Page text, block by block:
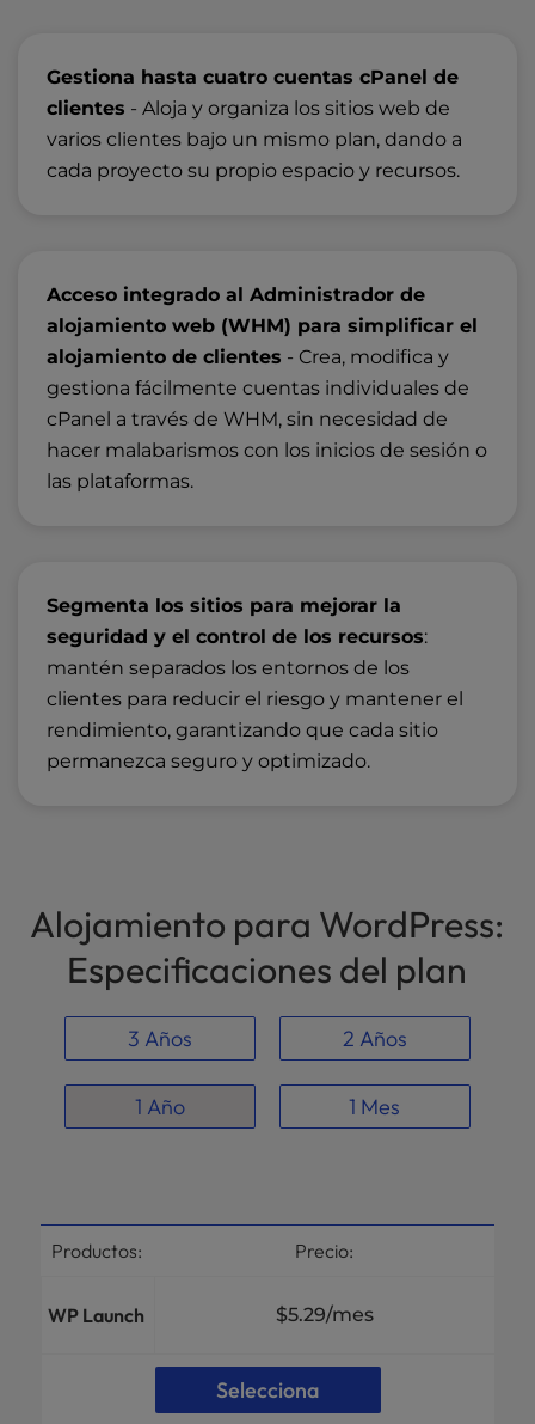
Gestiona hasta cuatro cuentas cPanel de
clientes - Aloja y organiza los sitios web de
varios clientes bajo un mismo plan, dando a
cada proyecto su propio espacio y recursos.
Acceso integrado al Administrador de
alojamiento web (WHM) para simplificar el
alojamiento de clientes - Crea, modifica y
gestiona fácilmente cuentas individuales de
cPanel a través de WHM, sin necesidad de
hacer malabarismos con los inicios de sesión o
las plataformas.
Segmenta los sitios para mejorar la
seguridad y el control de los recursos:
mantén separados los entornos de los
clientes para reducir el riesgo y mantener el
rendimiento, garantizando que cada sitio
permanezca seguro y optimizado.
Alojamiento para WordPress:
Especificaciones del plan
3 Años 2 Años
1 Año 1 Mes
Productos: Precio:
WP Launch $5.29/mes
Selecciona